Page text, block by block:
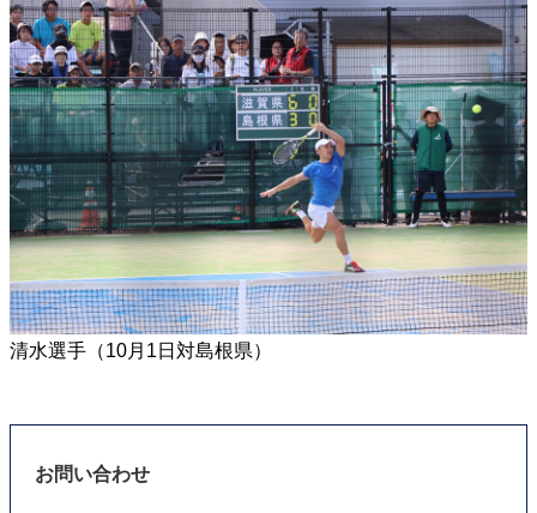
清水選手（10月1日対島根県）
お問い合わせ